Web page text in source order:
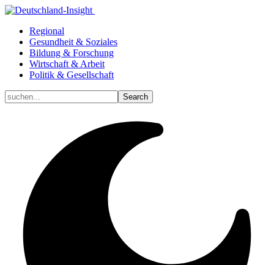
Regional
Gesundheit & Soziales
Bildung & Forschung
Wirtschaft & Arbeit
Politik & Gesellschaft